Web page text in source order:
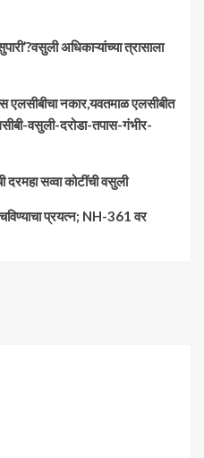
अधिकाऱ्यांच्या त्रासाला
एलसीबीचा नकार,यवतमाळ एलसीबीत
वसुली-दरोडा-तपास-गंभीर-
सव्वा कोटींची वसुली
प्रयत्न; NH-361 वर